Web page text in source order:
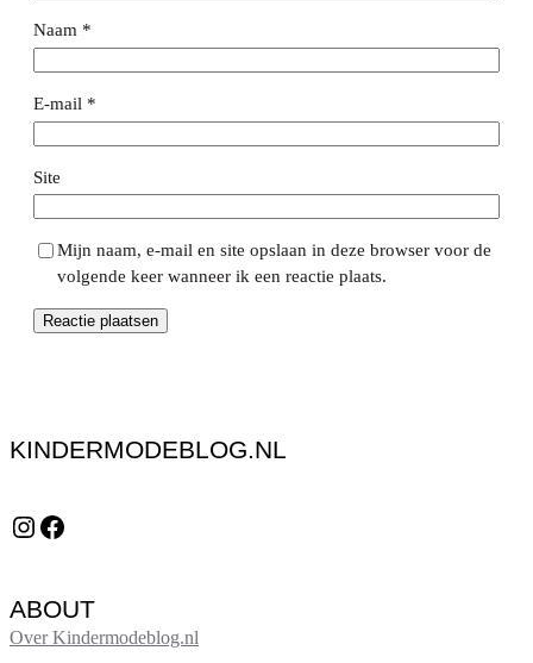
Naam *
E-mail *
Site
Mijn naam, e-mail en site opslaan in deze browser voor de
volgende keer wanneer ik een reactie plaats.
KINDERMODEBLOG.NL
Instagram Facebook
ABOUT
Over Kindermodeblog.nl